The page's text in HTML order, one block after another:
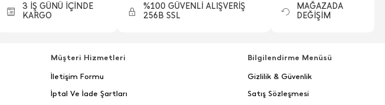
3 İŞ GÜNÜ İÇİNDE
KARGO
%100 GÜVENLİ ALIŞVERİŞ
256B SSL
MAĞAZADA
DEĞİŞİM
Müşteri Hizmetleri
İletişim Formu
İptal Ve İade Şartları
Bilgilendirme Menüsü
Gizlilik & Güvenlik
Satış Sözleşmesi